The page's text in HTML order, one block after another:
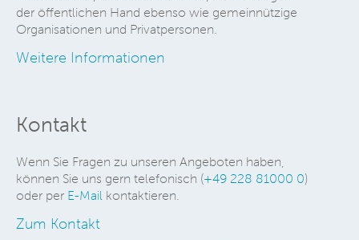
der öffentlichen Hand ebenso wie gemeinnützige
Organisationen und Privatpersonen.
Weitere Informationen
Kontakt
Wenn Sie Fragen zu unseren Angeboten haben,
können Sie uns gern telefonisch (+49 228 81000 0)
oder per E-Mail kontaktieren.
Zum Kontakt